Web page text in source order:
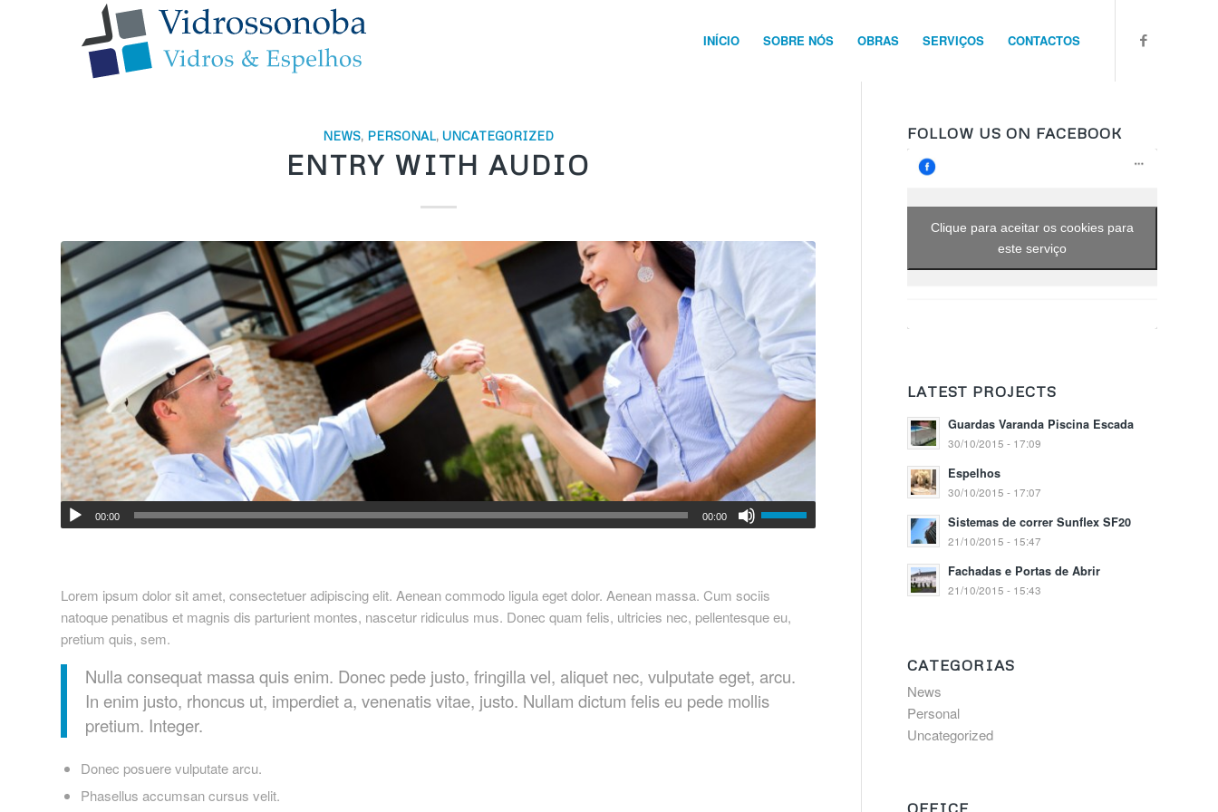
INÍCIO SOBRE NÓS OBRAS SERVIÇOS CONTACTOS
NEWS, PERSONAL,UNCATEGORIZED
ENTRY WITH AUDIO
00:00 00:00
Lorem ipsum dolor sit amet, consectetuer adipiscing elit. Aenean commodo ligula eget dolor. Aenean massa. Cum sociis
natoque penatibus et magnis dis parturient montes, nascetur ridiculus mus. Donec quam felis, ultricies nec, pellentesque eu,
pretium quis, sem.
Nulla consequat massa quis enim. Donec pede justo, fringilla vel, aliquet nec, vulputate eget, arcu.
In enim justo, rhoncus ut, imperdiet a, venenatis vitae, justo. Nullam dictum felis eu pede mollis
pretium. Integer.
Donec posuere vulputate arcu.
Phasellus accumsan cursus velit.
FOLLOW US ON FACEBOOK
Clique para aceitar os cookies para
este serviço
LATEST PROJECTS
Guardas Varanda Piscina Escada
30/10/2015 - 17:09
Espelhos
30/10/2015 - 17:07
Sistemas de correr Sunflex SF20
21/10/2015 - 15:47
Fachadas e Portas de Abrir
21/10/2015 - 15:43
CATEGORIAS
News
Personal
Uncategorized
OFFICE